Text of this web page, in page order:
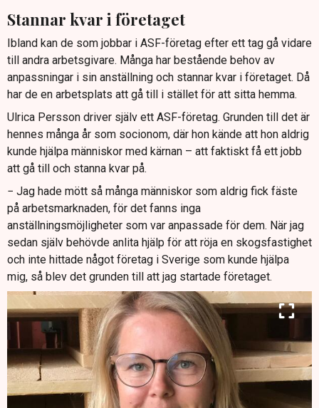
Stannar kvar i företaget
Ibland kan de som jobbar i ASF-företag efter ett tag gå vidare
till andra arbetsgivare. Många har bestående behov av
anpassningar i sin anställning och stannar kvar i företaget. Då
har de en arbetsplats att gå till i stället för att sitta hemma.
Ulrica Persson driver själv ett ASF-företag. Grunden till det är
hennes många år som socionom, där hon kände att hon aldrig
kunde hjälpa människor med kärnan – att faktiskt få ett jobb
att gå till och stanna kvar på.
− Jag hade mött så många människor som aldrig fick fäste
på arbetsmarknaden, för det fanns inga
anställningsmöjligheter som var anpassade för dem. När jag
sedan själv behövde anlita hjälp för att röja en skogsfastighet
och inte hittade något företag i Sverige som kunde hjälpa
mig, så blev det grunden till att jag startade företaget.